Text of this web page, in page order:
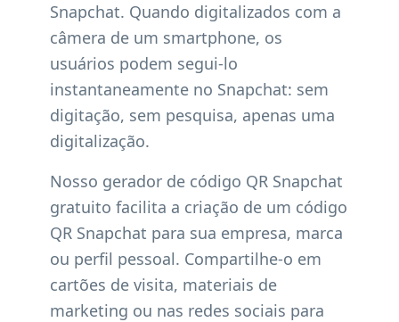
Snapchat. Quando digitalizados com a
câmera de um smartphone, os
usuários podem segui-lo
instantaneamente no Snapchat: sem
digitação, sem pesquisa, apenas uma
digitalização.
Nosso gerador de código QR Snapchat
gratuito facilita a criação de um código
QR Snapchat para sua empresa, marca
ou perfil pessoal. Compartilhe-o em
cartões de visita, materiais de
marketing ou nas redes sociais para